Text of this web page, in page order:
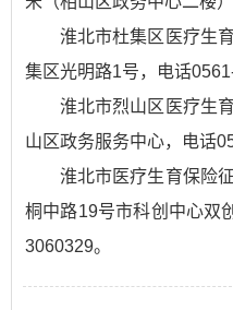
淮北市杜集区医疗生
集区光明路1号，电话
淮北市烈山区医疗生
山区政务服务中心，电话
淮北市医疗生育保险
桐中路19号市科创中心双
3060329。